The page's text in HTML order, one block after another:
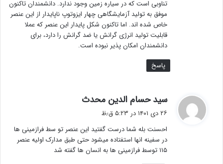
تناوبی است که در سیاره زمین وجود ندارد. دانشمندان تاکنون
موفق به تولید آزمایشگاهی چهار ایزوتوپ ناپایدار از این عنصر
خاص شده اند. اما تاکنون شکل پایدار این عنصر که عملا
قابلیت تولید انرژی گرانش یا ضد گرانش را دارد، برای
دانشمندان امکان پذیر نبوده است.
پاسخ
سید حسام الدین محدث
:
۲۶ دی ۱۴۰۱ در ۵:۲۳ ق٫ظ
احسنت بله شما درست گفتید این عنصر تو سط فرازمینی ها
در سفینه انها استفتاده میشود حتی طبق مدارک اولیه عنصر
۱۱۵ توسط فرازمینی ها به انسان ها گفته شد